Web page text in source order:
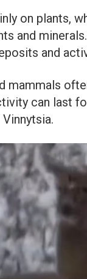
on plants,
and
and
mammals
can last